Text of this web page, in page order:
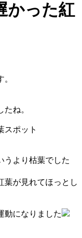
かった紅
ね。
スポット
うより枯葉でした
葉が見れてほっとし
動になりました